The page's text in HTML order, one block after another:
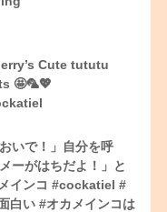
Cute tututu
🤩🦜💖
いで！」自分を呼
ーがはちだよ！」と
インコ #cockatiel #
白い #オカメインコは